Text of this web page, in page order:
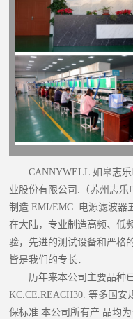
CANNYWELL 如臯志乐
业股份有限公司.（苏州志
制造 EMI/EMC 电源滤波器
在大陆，专业制造高频、低
验，先进的测试设备和严格
皆是我们的专长．
历年来本公司主要品种已
KC.CE.REACH30. 等多国
保标准.本公司所有产 品均